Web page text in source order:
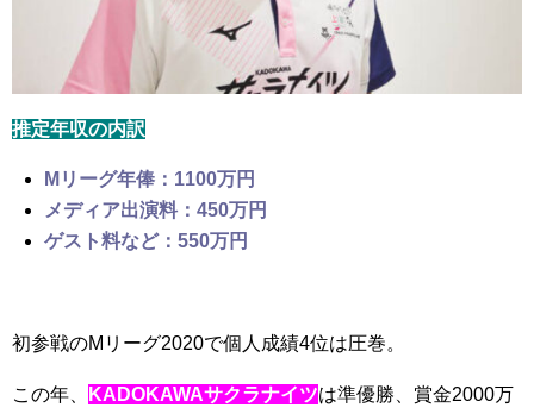
推定年収の内訳
Mリーグ年俸：1100万円
メディア出演料：450万円
ゲスト料など：550万円
初参戦のMリーグ2020で個人成績4位は圧巻。
この年、 KADOKAWAサクラナイツは準優勝、賞金2000万